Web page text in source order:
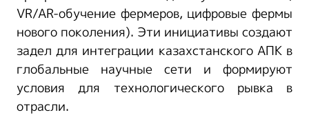
VR/AR-обучение фермеров, цифровые фермы
нового поколения). Эти инициативы создают
задел для интеграции казахстанского АПК в
глобальные научные сети и формируют
условия для технологического рывка в
отрасли.